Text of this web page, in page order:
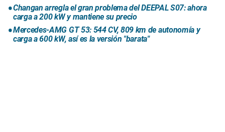
Changan arregla el gran problema del DEEPAL S07: ahora
carga a 200 kW y mantiene su precio
Mercedes-AMG GT 53: 544 CV, 809 km de autonomía y
carga a 600 kW, así es la versión "barata"